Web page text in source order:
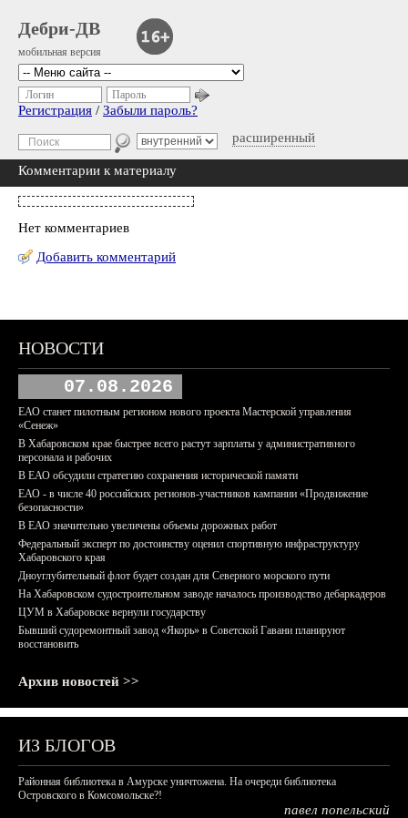
Дебри-ДВ
мобильная версия
расширенный
Логин Пароль
Регистрация / Забыли пароль?
Комментарии к материалу
Нет комментариев
Добавить комментарий
НОВОСТИ
07.08.2026
ЕАО станет пилотным регионом нового проекта Мастерской управления
«Сенеж»
В Хабаровском крае быстрее всего растут зарплаты у административного
персонала и рабочих
В ЕАО обсудили стратегию сохранения исторической памяти
ЕАО - в числе 40 российских регионов-участников кампании «Продвижение
безопасности»
В ЕАО значительно увеличены объемы дорожных работ
Федеральный эксперт по достоинству оценил спортивную инфраструктуру
Хабаровского края
Дноуглубительный флот будет создан для Северного морского пути
На Хабаровском судостроительном заводе началось производство дебаркадеров
ЦУМ в Хабаровске вернули государству
Бывший судоремонтный завод «Якорь» в Советской Гавани планируют
восстановить
Архив новостей >>
ИЗ БЛОГОВ
Районная библиотека в Амурске уничтожена. На очереди библиотека
Островского в Комсомольске?!
павел попельский